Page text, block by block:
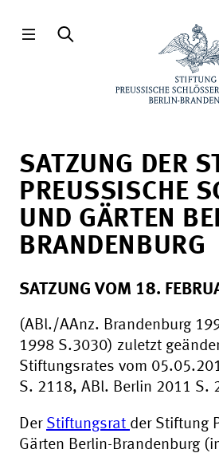
SATZUNG DER
PREUSSISCHE
ND GÄRTEN
RANDENBURG
SATZUNG VOM 18.
(ABl./AAnz. Brandenburg
1998 S.3030) zuletzt
Stiftungsrates vom
S. 2118, ABl. Berlin 2011 S.
Der Stiftungsrat der Stiftung
Gärten Berlin-Brandenburg